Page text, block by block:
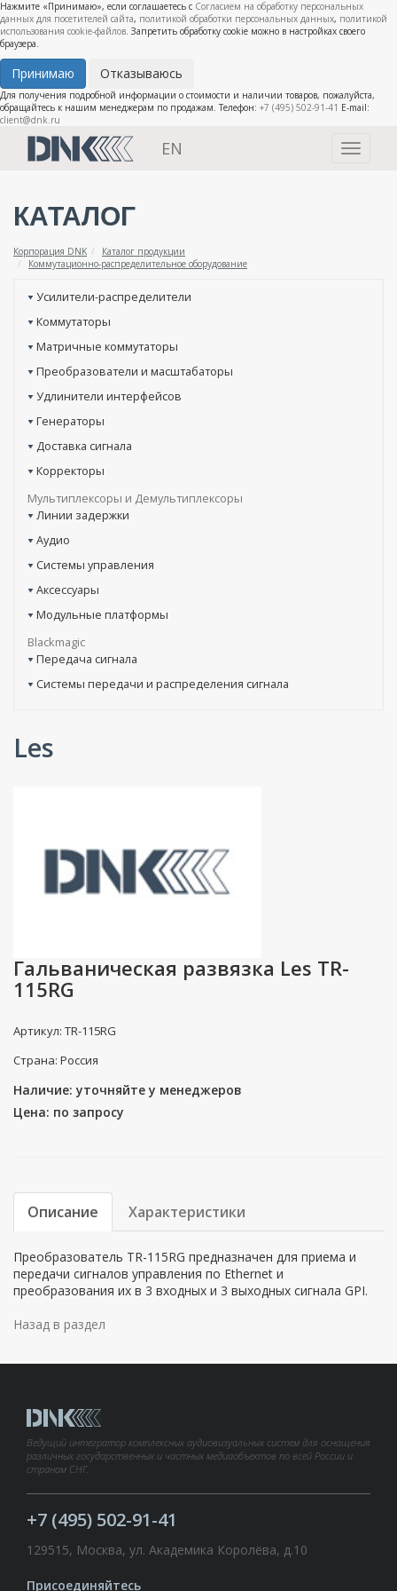
Нажмите «Принимаю», если соглашаетесь с Согласием на обработку персональных
данных для посетителей сайта, политикой обработки персональных данных, политикой
использования cookie-файлов. Запретить обработку cookie можно в настройках своего
браузера.
Принимаю Отказываюсь
Для получения подробной информации о стоимости и наличии товаров, пожалуйста,
обращайтесь к нашим менеджерам по продажам. Телефон: +7 (495) 502-91-41 E-mail:
client@dnk.ru
Toggle
EN
КАТАЛОГ
Корпорация DNK
Каталог продукции
Коммутационно-распределительное оборудование
Усилители-распределители
Коммутаторы
Матричные коммутаторы
Преобразователи и масштабаторы
Удлинители интерфейсов
Генераторы
Доставка сигнала
Корректоры
Мультиплексоры и Демультиплексоры
Линии задержки
Аудио
Системы управления
Аксессуары
Модульные платформы
Blackmagic
Передача сигнала
Системы передачи и распределения сигнала
Les
Гальваническая развязка Les TR-
115RG
Артикул: TR-115RG
Страна: Россия
Наличие: уточняйте у менеджеров
Цена: по запросу
Описание Характеристики
Преобразователь TR-115RG предназначен для приема и
передачи сигналов управления по Ethernet и
преобразования их в 3 входных и 3 выходных сигнала GPI.
Назад в раздел
Ведущий интегратор комплексных аудиовизуальных систем для оснащения
различных государственных и частных медиаобъектов по всей России и
странам СНГ.
+7 (495) 502-91-41
129515, Москва, ул. Академика Королёва, д.10
Присоединяйтесь